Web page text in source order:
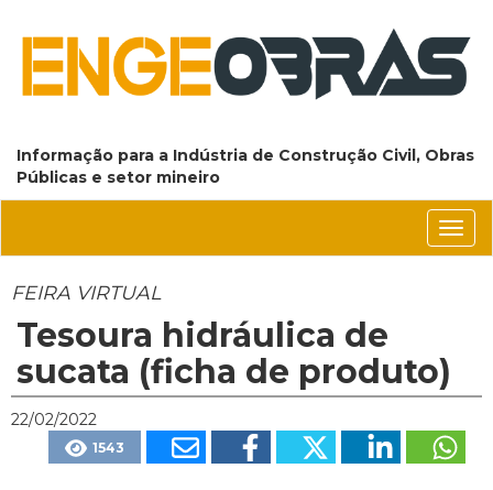
Informação para a Indústria de Construção Civil, Obras
Públicas e setor mineiro
FEIRA VIRTUAL
Tesoura hidráulica de
sucata (ficha de produto)
22/02/2022
1543